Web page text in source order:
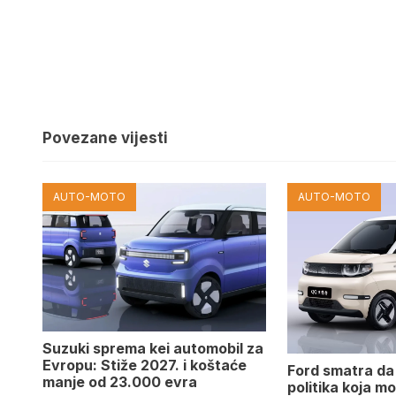
Povezane vijesti
AUTO-MOTO
Suzuki sprema kei automobil za
Evropu: Stiže 2027. i koštaće
manje od 23.000 evra
AUTO-MOTO
Ford smatra
politika koja